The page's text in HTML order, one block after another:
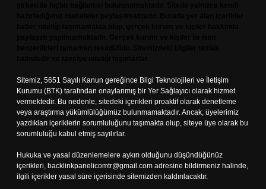
Sitemiz, 5651 Sayılı Kanun gereğince Bilgi Teknolojileri ve İletişim
Kurumu (BTK) tarafından onaylanmış bir Yer Sağlayıcı olarak hizmet
vermektedir. Bu nedenle, sitedeki içerikleri proaktif olarak denetleme
veya araştırma yükümlülüğümüz bulunmamaktadır. Ancak, üyelerimiz
yazdıkları içeriklerin sorumluluğunu taşımakta olup, siteye üye olarak bu
sorumluluğu kabul etmiş sayılırlar.
Hukuka ve yasal düzenlemelere aykırı olduğunu düşündüğünüz
içerikleri, backlinkpanelicomtr@gmail.com adresine bildirmeniz halinde,
ilgili içerikler yasal süre içerisinde sitemizden kaldırılacaktır.